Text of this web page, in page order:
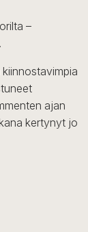
–
ajan
kertynyt jo